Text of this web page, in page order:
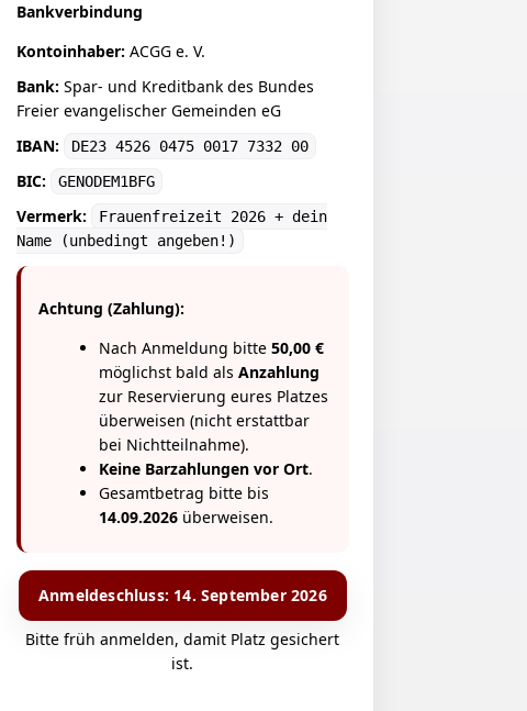
Bankverbindung
Kontoinhaber: ACGG e. V.
Bank: Spar- und Kreditbank des Bundes
Freier evangelischer Gemeinden eG
IBAN:
DE23 4526 0475 0017 7332 00
BIC: GENODEM1BFG
Vermerk:
Frauenfreizeit 2026 + dein
Name
(unbedingt angeben!)
Achtung (Zahlung):
Nach Anmeldung bitte50,00 €
möglichst bald alsAnzahlung
zur Reservierung eures Platzes
überweisen (nicht erstattbar
bei Nichtteilnahme).
Keine Barzahlungen vor Ort.
Gesamtbetrag bitte bis
14.09.2026 überweisen.
Anmeldeschluss: 14. September 2026
Bitte früh anmelden, damit Platz gesichert
ist.